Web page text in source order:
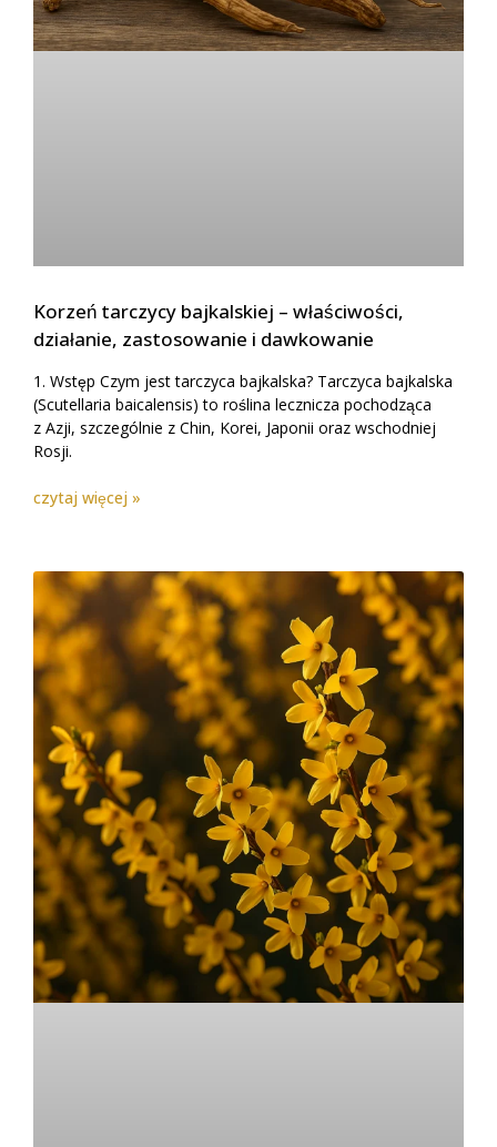
Korzeń tarczycy bajkalskiej – właściwości,
działanie, zastosowanie i dawkowanie
1. Wstęp Czym jest tarczyca bajkalska? Tarczyca bajkalska
(Scutellaria baicalensis) to roślina lecznicza pochodząca
z Azji, szczególnie z Chin, Korei, Japonii oraz wschodniej
Rosji.
czytaj więcej »